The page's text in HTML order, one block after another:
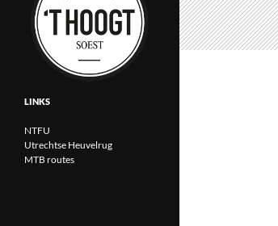
LINKS
NTFU
Utrechtse Heuvelrug
MTB routes